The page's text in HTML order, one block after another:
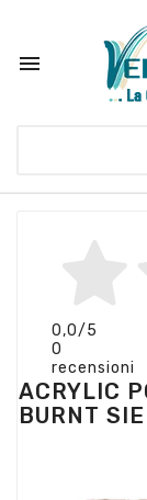

0,0/5
0
recensioni
ACRYLIC
BURNT